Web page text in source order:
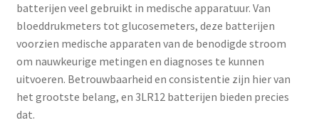
batterijen veel gebruikt in medische apparatuur. Van
bloeddrukmeters tot glucosemeters, deze batterijen
voorzien medische apparaten van de benodigde stroom
om nauwkeurige metingen en diagnoses te kunnen
uitvoeren. Betrouwbaarheid en consistentie zijn hier van
het grootste belang, en 3LR12 batterijen bieden precies
dat.